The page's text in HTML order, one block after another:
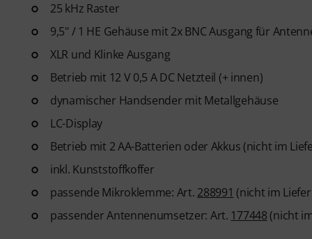
25 kHz Raster
9,5" / 1 HE Gehäuse mit 2x BNC Ausgang für
XLR und Klinke Ausgang
Betrieb mit 12 V 0,5 A DC Netzteil (+ innen)
dynamischer Handsender mit Metallgehäuse
LC-Display
Betrieb mit 2 AA-Batterien oder Akkus (nicht im
inkl. Kunststoffkoffer
passende Mikroklemme: Art. 288991 (nicht im
passender Antennenumsetzer: Art. 177448 (nicht